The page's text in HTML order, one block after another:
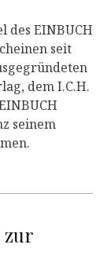
des EINBUCH
seit
dem I.C.H.
seinem
zur